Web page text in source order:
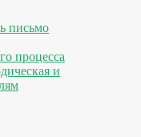
письмо
процесса
и